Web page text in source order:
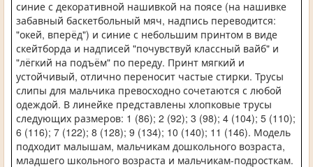
синие с декоративной нашивкой на поясе (на нашивке
забавный баскетбольный мяч, надпись переводится:
"окей, вперёд") и синие с небольшим принтом в виде
скейтборда и надписей "почувствуй классный вайб" и
"лёгкий на подъём" по переду. Принт мягкий и
устойчивый, отлично переносит частые стирки. Трусы
слипы для мальчика превосходно сочетаются с любой
одеждой. В линейке представлены хлопковые трусы
следующих размеров: 1 (86); 2 (92); 3 (98); 4 (104); 5 (110);
6 (116); 7 (122); 8 (128); 9 (134); 10 (140); 11 (146). Модель
подходит малышам, мальчикам дошкольного возраста,
младшего школьного возраста и мальчикам-подросткам.